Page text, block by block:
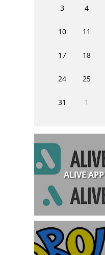
3 4
10 11
17 18
24 25
31 1
ALIVE APP